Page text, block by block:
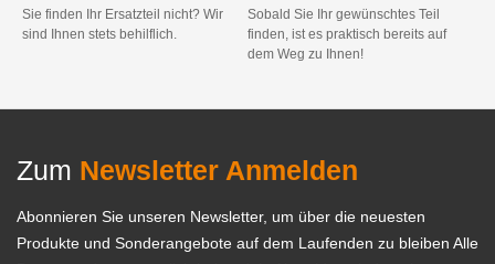
Sie finden Ihr Ersatzteil nicht? Wir
sind Ihnen stets behilflich.
Sobald Sie Ihr gewünschtes Teil
finden, ist es praktisch bereits auf
dem Weg zu Ihnen!
Zum Newsletter Anmelden
Abonnieren Sie unseren Newsletter, um über die neuesten
Produkte und Sonderangebote auf dem Laufenden zu bleiben Alle